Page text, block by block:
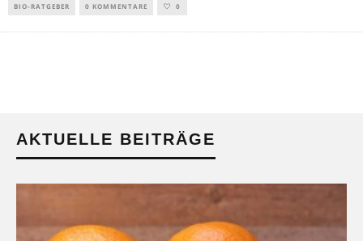
BIO-RATGEBER 0 KOMMENTARE 0
AKTUELLE BEITRÄGE